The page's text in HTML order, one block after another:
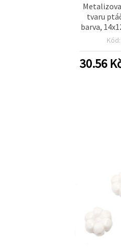
tvaru
barva,
5
Kód:
30.56